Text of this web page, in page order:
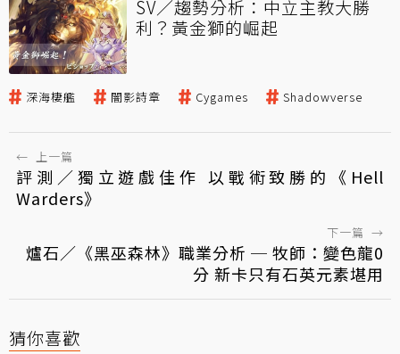
SV／趨勢分析：中立主教大勝
利？黃金獅的崛起
深海棲艦 闇影詩章 Cygames Shadowverse
← 上一篇
評測／獨立遊戲佳作 以戰術致勝的《Hell
Warders》
下一篇 →
爐石／《黑巫森林》職業分析 ─ 牧師：變色龍0
分 新卡只有石英元素堪用
猜你喜歡